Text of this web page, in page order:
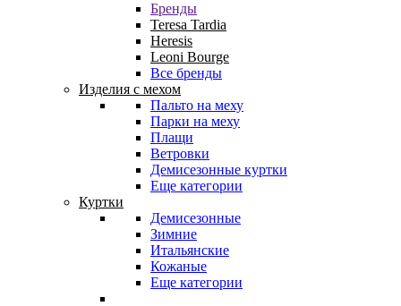
Бренды
Teresa Tardia
Heresis
Leoni Bourge
Все бренды
Изделия с мехом
Пальто на меху
Парки на меху
Плащи
Ветровки
Демисезонные куртки
Еще категории
Куртки
Демисезонные
Зимние
Итальянские
Кожаные
Еще категории